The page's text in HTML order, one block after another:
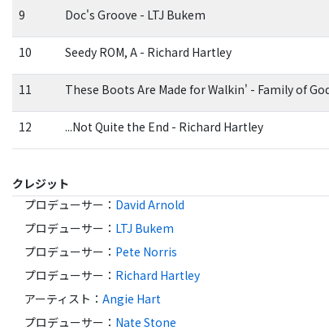
9 Doc's Groove - LTJ Bukem
10 Seedy ROM, A - Richard Hartley
11 These Boots Are Made for Walkin' - Family of
12 ...Not Quite the End - Richard Hartley
クレジット
プロデューサー ： David Arnold
プロデューサー ： LTJ Bukem
プロデューサー ： Pete Norris
プロデューサー ： Richard Hartley
アーティスト ： Angie Hart
プロデューサー ： Nate Stone